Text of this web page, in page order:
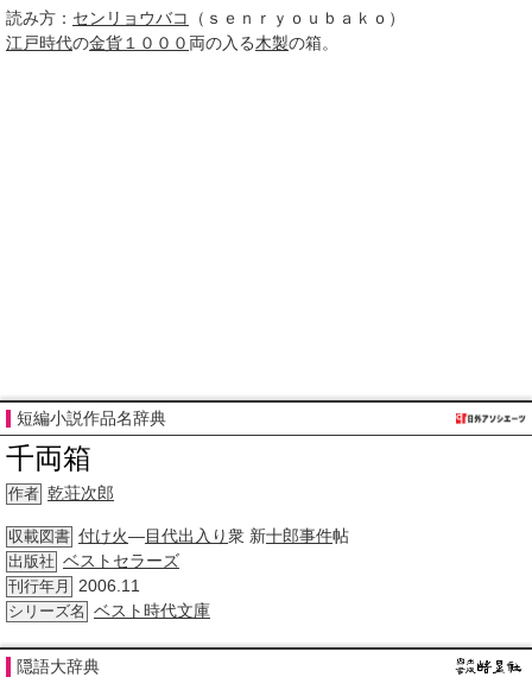
読み方： センリョウバコ
（ｓｅｎｒｙｏｕｂａｋｏ）
江戸時代の金貨 １０００ 両の入る木製の箱。
短編小説作品名辞典
千両箱
作者 乾荘次郎
収載図書 付け火―目代出入り衆 新十郎事件帖
出版社 ベストセラーズ
刊行年月 2006.11
シリーズ名 ベスト時代文庫
隠語大辞典